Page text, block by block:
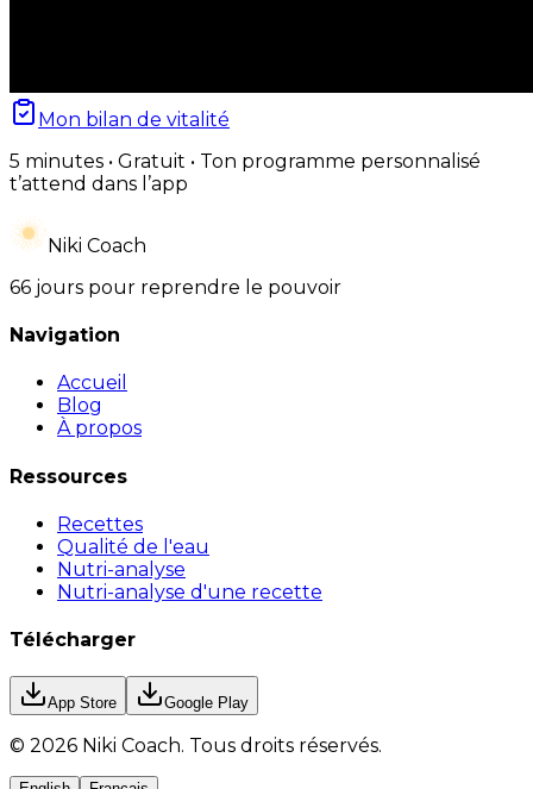
Mon bilan de vitalité
5 minutes • Gratuit • Ton programme personnalisé
t’attend dans l’app
Niki Coach
66 jours pour reprendre le pouvoir
Navigation
Accueil
Blog
À propos
Ressources
Recettes
Qualité de l'eau
Nutri-analyse
Nutri-analyse d'une recette
Télécharger
App Store Google Play
© 2026 Niki Coach. Tous droits réservés.